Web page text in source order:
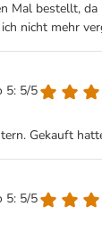
Mal bestellt,
nicht mehr
5: 5/5
Gekauft
5: 5/5